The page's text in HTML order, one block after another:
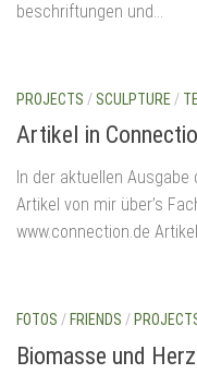
beschriftungen und...
PROJECTS /SCULPTURE /
Artikel in
In der aktuellen
Artikel von mir über’s
www.connection.de
FOTOS / FRIENDS /
Biomasse und